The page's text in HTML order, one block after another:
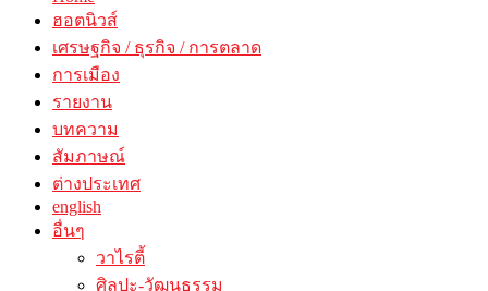
ฮอตนิวส์
เศรษฐกิจ / ธุรกิจ / การตลาด
การเมือง
รายงาน
บทความ
สัมภาษณ์
ต่างประเทศ
english
อื่นๆ
วาไรตี้
ศิลปะ-วัฒนธรรม